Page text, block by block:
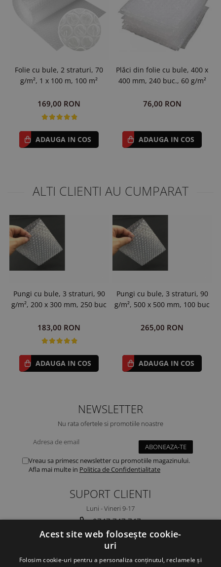
Folie cu bule, 2 straturi, 70
g/m², 1 x 100 m, 100 m²
169,00 RON
ADAUGA IN COS
Plăci din folie cu bule, 400 x
400 mm, 240 buc., 60 g/m²
76,00 RON
ADAUGA IN COS
ALTI CLIENTI AU CUMPARAT
Pungi cu bule, 3 straturi, 90
g/m², 200 x 300 mm, 250 buc
183,00 RON
ADAUGA IN COS
Pungi cu bule, 3 straturi, 90
g/m², 500 x 500 mm, 100 buc
265,00 RON
ADAUGA IN COS
NEWSLETTER
Nu rata ofertele si promotiile noastre
Vreau sa primesc newsletter cu promotiile magazinului.
Afla mai multe in Politica de Confidentialitate
SUPORT CLIENTI
Luni - Vineri 9-17
0747 747 747
ambalaje@ambalaje24h.ro
MAGAZINUL MEU
Acest site web folosește cookie-
uri
Folosim cookie-uri pentru a personaliza conținutul, reclamele și